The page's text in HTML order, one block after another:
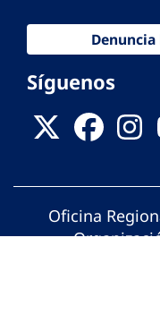
Síguenos
Oficina